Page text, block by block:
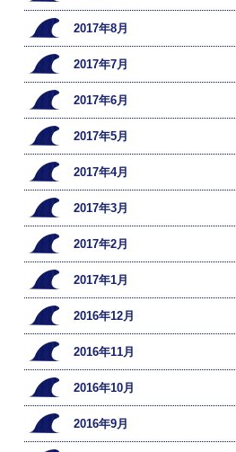
2017年8月
2017年7月
2017年6月
2017年5月
2017年4月
2017年3月
2017年2月
2017年1月
2016年12月
2016年11月
2016年10月
2016年9月